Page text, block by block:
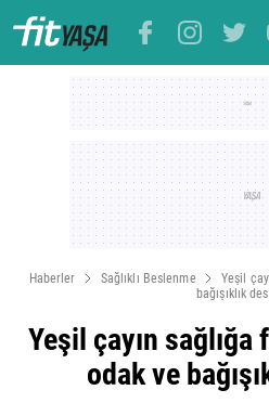
Haberler Sağlıklı Beslenme
Yeşil
bağışıklık
Yeşil çayın sağlığa
odak ve